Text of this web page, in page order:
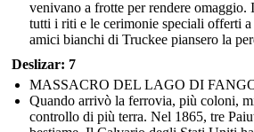
venivano a frotte per rendere
tutti i riti e le cerimonie speciali offerti
amici bianchi di Truckee piansero la
Deslizar: 7
MASSACRO DEL LAGO DI
Quando arrivò la ferrovia, più coloni,
controllo di più terra. Nel 1865, tre